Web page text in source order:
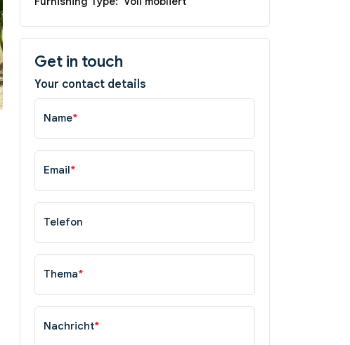
Get in touch
Your contact details
Name*
Email*
Telefon
Thema*
Nachricht*